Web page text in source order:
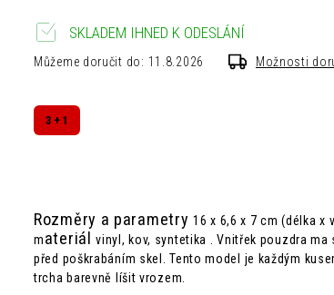
3 + 1
Rozměry a parametry16 x 6,6 x 7 cm (délka x
materiálvinyl, kov, syntetika .Vnitřek pouzdra ma
před poškrabáním skel. Tento model je každým
trcha barevně líšit vrozem.
SKLADEM IHNED K ODESLÁNÍ
Můžeme doručit do: 11.8.2026 Možnosti